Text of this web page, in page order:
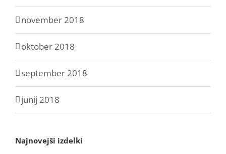
november 2018
oktober 2018
september 2018
junij 2018
Najnovejši izdelki